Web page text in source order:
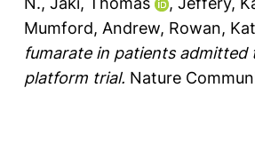
Mumford, Andrew, Rowan,
fumarate in patients admitted
platform trial. Nature